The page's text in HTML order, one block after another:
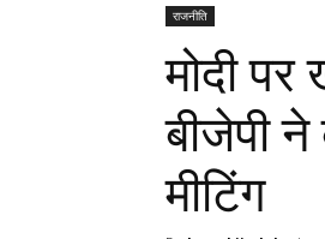
राजनीति
मोदी
बीजेपी
मीटिंग